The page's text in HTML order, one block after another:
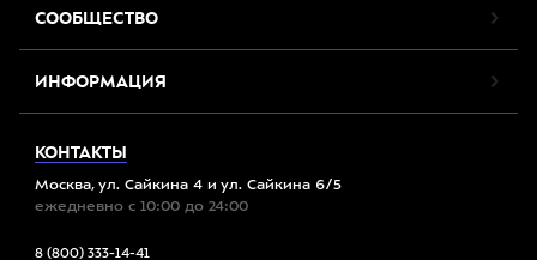
СООБЩЕСТВО
ИНФОРМАЦИЯ
КОНТАКТЫ
Москва, ул. Сайкина 4 и ул. Сайкина 6/5
ежедневно с 10:00 до 24:00
8 (800) 333-14-41